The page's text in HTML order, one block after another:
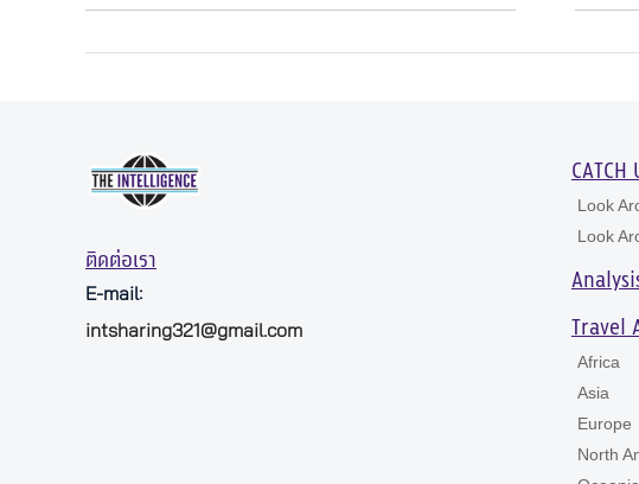
ติดต่อเรา
E-mail:
intsharing321@gmail.com
CATCH
Look
Look
Travel
Africa
Asia
Europe
North